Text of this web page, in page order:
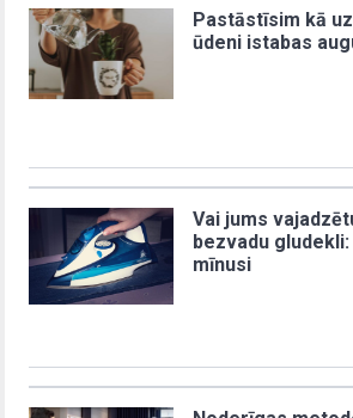
Pastāstīsim kā
ūdeni istabas
Vai jums
bezvadu
mīnusi